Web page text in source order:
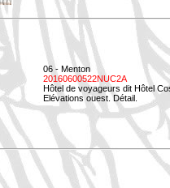
06 - Menton
20160600522NUC2A
Hôtel de voyageurs dit Hôtel
Elévations ouest. Détail.